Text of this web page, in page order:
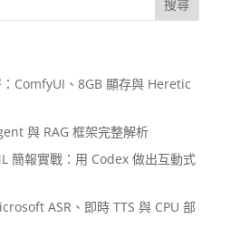
ComfyUI、8GB 顯存與 Heretic
與 RAG 框架完整解析
簡報實戰：用 Codex 做出互動式
ASR、即時 TTS 與 CPU 部